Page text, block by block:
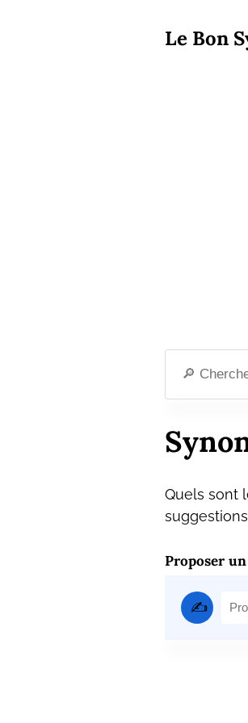
Le Bon
Quels sont
Proposer
✍️